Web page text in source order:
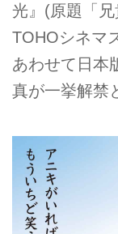
光』(原題「
TOHOシネマ
あわせて日本
真が一挙解禁